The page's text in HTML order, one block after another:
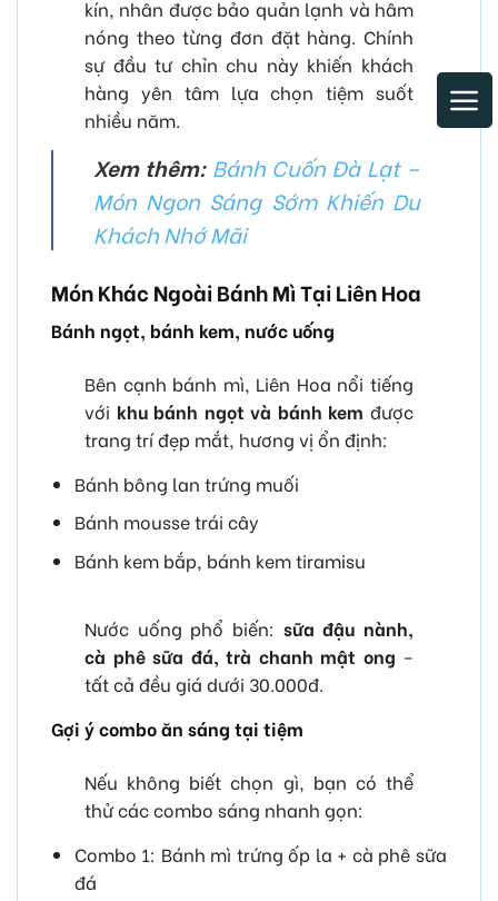
kín, nhân được bảo quản lạnh và hâm
nóng theo từng đơn đặt hàng. Chính
sự đầu tư chỉn chu này khiến khách
hàng yên tâm lựa chọn tiệm suốt
nhiều năm.
Xem thêm: Bánh Cuốn Đà Lạt –
Món Ngon Sáng Sớm Khiến Du
Khách Nhớ Mãi
Món Khác Ngoài Bánh Mì Tại Liên Hoa
Bánh ngọt, bánh kem, nước uống
Bên cạnh bánh mì, Liên Hoa nổi tiếng
với khu bánh ngọt và bánh kem được
trang trí đẹp mắt, hương vị ổn định:
Bánh bông lan trứng muối
Bánh mousse trái cây
Bánh kem bắp, bánh kem tiramisu
Nước uống phổ biến: sữa đậu nành,
cà phê sữa đá, trà chanh mật ong –
tất cả đều giá dưới 30.000đ.
Gợi ý combo ăn sáng tại tiệm
Nếu không biết chọn gì, bạn có thể
thử các combo sáng nhanh gọn:
Combo 1: Bánh mì trứng ốp la + cà phê sữa
đá